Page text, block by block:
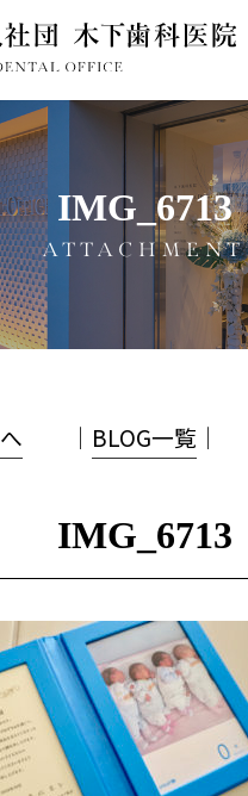
IMG_6713
ATTACHMENT
│ BLOG一覧 │
IMG_6713